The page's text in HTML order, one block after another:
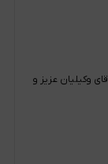
وکیلیان عزیز و